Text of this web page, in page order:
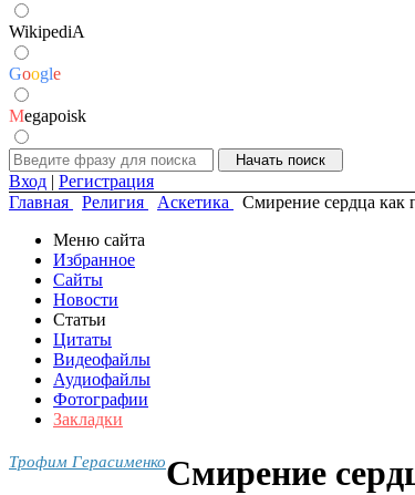
WikipediA
Google
Megapoisk
Вход | Регистрация
Главная
Религия Аскетика
Смирение сердца как
Меню сайта
Избранное
Сайты
Новости
Статьи
Цитаты
Видеофайлы
Аудиофайлы
Фотографии
Закладки
Трофим ГерасименкоСмирение